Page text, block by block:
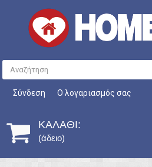
Σύνδεση Ο λογαριασμός σας
ΚΑΛΆΘΙ:
(άδειο)